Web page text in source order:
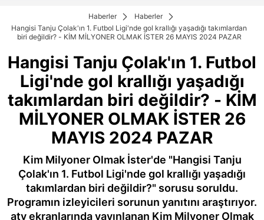
Haberler
Haberler
Hangisi Tanju Çolak'ın 1. Futbol Ligi'nde gol krallığı yaşadığı takımlardan
biri değildir? - KİM MİLYONER OLMAK İSTER 26 MAYIS 2024 PAZAR
Hangisi Tanju Çolak'ın 1. Futbol
Ligi'nde gol krallığı yaşadığı
takımlardan biri değildir? - KİM
MİLYONER OLMAK İSTER 26
MAYIS 2024 PAZAR
Kim Milyoner Olmak İster'de "Hangisi Tanju
Çolak'ın 1. Futbol Ligi'nde gol krallığı yaşadığı
takımlardan biri değildir?" sorusu soruldu.
Programın izleyicileri sorunun yanıtını araştırıyor.
atv ekranlarında yayınlanan Kim Milyoner Olmak